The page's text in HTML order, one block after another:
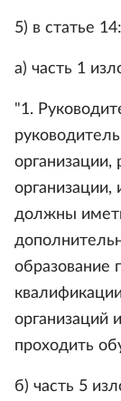
5) в статье 14:
а) часть 1
"1.
организации,
должны
образование
организаций
проходить
б) часть 5